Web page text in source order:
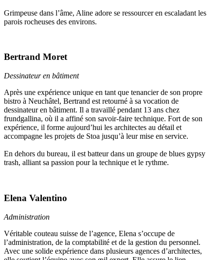
Grimpeuse dans l’âme, Aline adore se ressourcer en escaladant les
parois rocheuses des environs.
Bertrand Moret
Dessinateur en bâtiment
Après une expérience unique en tant que tenancier de son propre
bistro à Neuchâtel, Bertrand est retourné à sa vocation de
dessinateur en bâtiment. Il a travaillé pendant 13 ans chez
frundgallina, où il a affiné son savoir-faire technique. Fort de son
expérience, il forme aujourd’hui les architectes au détail et
accompagne les projets de Stoa jusqu’à leur mise en service.
En dehors du bureau, il est batteur dans un groupe de blues gypsy
trash, alliant sa passion pour la technique et le rythme.
Elena Valentino
Administration
Véritable couteau suisse de l’agence, Elena s’occupe de
l’administration, de la comptabilité et de la gestion du personnel.
Avec une solide expérience dans plusieurs agences d’architectes,